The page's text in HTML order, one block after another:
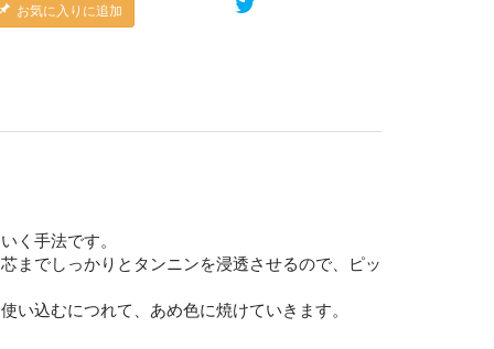
お気に入りに追加
く手法です。
までしっかりとタンニンを浸透させるので、ピッ
込むにつれて、あめ色に焼けていきます。